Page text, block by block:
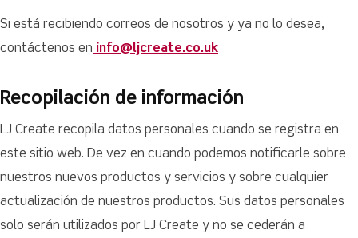
Si está recibiendo correos de nosotros y ya no lo desea,
contáctenos en info@ljcreate.co.uk
Recopilación de información
LJ Create recopila datos personales cuando se registra en
este sitio web. De vez en cuando podemos notificarle sobre
nuestros nuevos productos y servicios y sobre cualquier
actualización de nuestros productos. Sus datos personales
solo serán utilizados por LJ Create y no se cederán a